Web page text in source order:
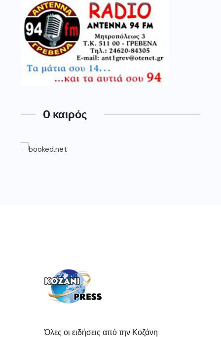
O καιρός
Όλες οι ειδήσεις από την Κοζάνη